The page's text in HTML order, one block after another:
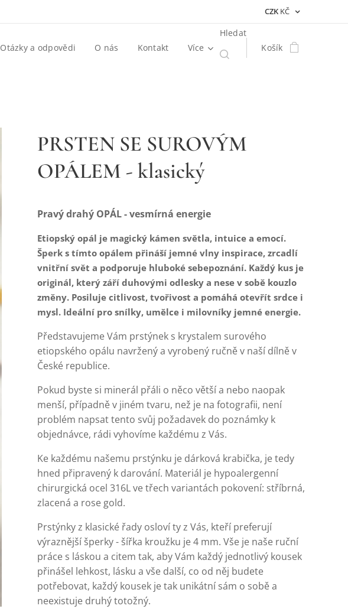
CZK KČ
Otázky a odpovědi O nás Kontakt Více
Hledat
Košík
PRSTEN SE SUROVÝM
OPÁLEM - klasický
Pravý drahý OPÁL - vesmírná energie
Etiopský opál je magický kámen světla, intuice a emocí.
Šperk s tímto opálem přináší jemné vlny inspirace, zrcadlí
vnitřní svět a podporuje hluboké sebepoznání. Každý kus je
originál, který září duhovými odlesky a nese v sobě kouzlo
změny. Posiluje citlivost, tvořivost a pomáhá otevřít srdce i
mysl. Ideální pro snílky, umělce i milovníky jemné energie.
Představujeme Vám prstýnek s krystalem surového
etiopského opálu navržený a vyrobený ručně v naší dílně v
České republice.
Pokud byste si minerál přáli o něco větší a nebo naopak
menší, případně v jiném tvaru, než je na fotografii, není
problém napsat tento svůj požadavek do poznámky k
objednávce, rádi vyhovíme každému z Vás.
Ke každému našemu prstýnku je dárková krabička, je tedy
hned připravený k darování. Materiál je hypoalergenní
chirurgická ocel 316L ve třech variantách pokovení: stříbrná,
zlacená a rose gold.
Prstýnky z klasické řady osloví ty z Vás, kteří preferují
výraznější šperky - šířka kroužku je 4 mm. Vše je naše ruční
práce s láskou a citem tak, aby Vám každý jednotlivý kousek
přinášel lehkost, lásku a vše další, co od něj budete
potřebovat, každý kousek je tak unikátní sám o sobě a
neexistuje druhý totožný.